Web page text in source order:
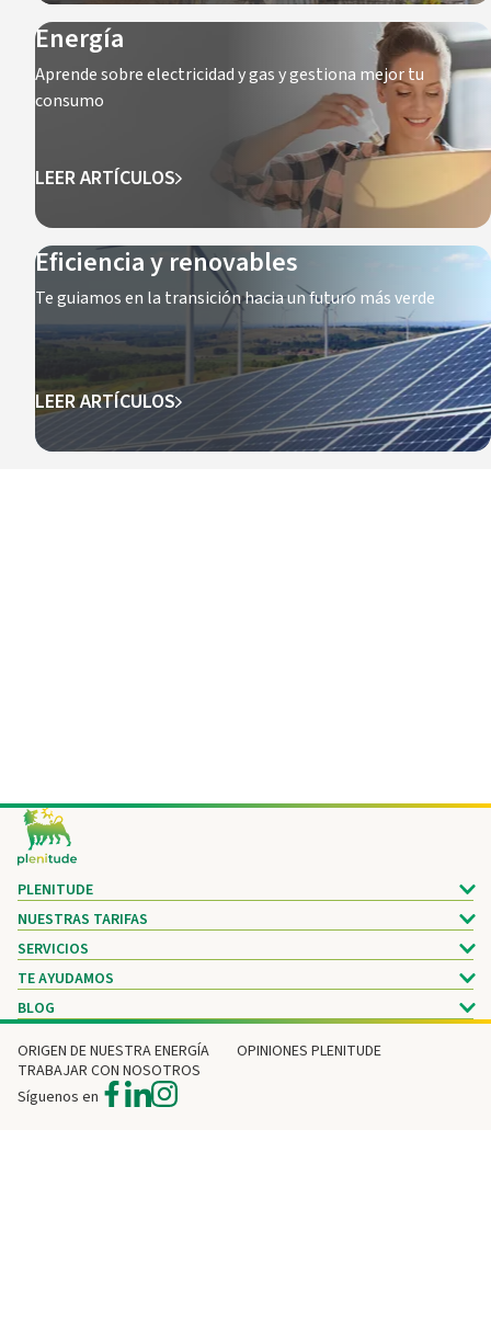
Energía
Aprende sobre electricidad y gas y gestiona mejor tu
consumo
LEER ARTÍCULOS
Eficiencia y renovables
Te guiamos en la transición hacia un futuro más verde
LEER ARTÍCULOS
Footer
PLENITUDE
NUESTRAS TARIFAS
SERVICIOS
TE AYUDAMOS
BLOG
ORIGEN DE NUESTRA ENERGÍA
OPINIONES PLENITUDE
TRABAJAR CON NOSOTROS
Síguenos en